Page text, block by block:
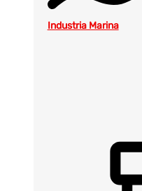
Industria Marina